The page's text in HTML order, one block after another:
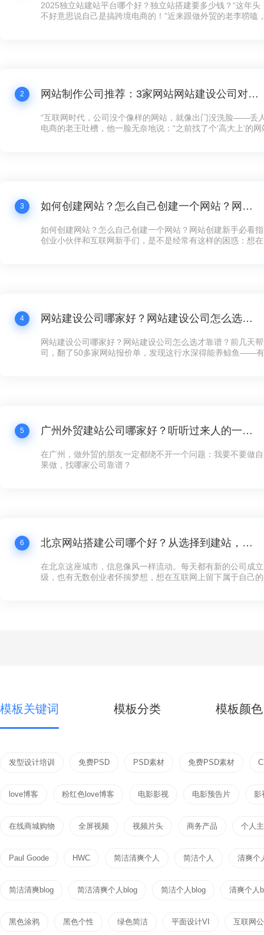
2025独立站建站平台哪个好？独立站搭建要多少钱？“这年头
不好意思说自己是搞跨境电商的！”近来跟做外贸的老李唠嗑
2 网站制作公司推荐：3家网站网站建设公司对比，公司网站制作需要多少钱？
“互联网时代，公司没个像样的网站，就像出门没洗脸——丢
电商的老王吐槽，他一脸无奈地说：“之前找了个‘高大上’的
3 如何创建网站？怎么自己创建一个网站？网站创建新手必看指南！
如何创建网站？怎么自己创建一个网站？网站创建新手必看
创业小伙伴和互联网新手们，是不是经常有这样的困惑：想
4 网站建设公司哪家好？网站建设公司怎么选才靠谱？
网站建设公司哪家好？网站建设公司怎么选才靠谱？前几天
司，翻了50多家网站报价单，发现这行水深得能养鲸鱼——
5 广州外贸建站公司哪家好？听听过来人的一点体会
在广州，做外贸的朋友一定都绕不开一个问题：我要不要做
果做，找哪家公司靠谱？
6 北京网站搭建公司哪个好？从选择到建站，这些你必须知道的事
在北京这座城市，信息像风一样流动。每天都有新的公司成
级，也有无数创业者怀揣梦想，想在互联网上留下属于自己
模板关键词 模板分类 模板颜色
发型设计培训 免费PSD PSD素材 免费PSD素材
love博客 粉红色love博客 电影影视 电影预告片 影
在线商城购物 全屏视频 视频片头 商务产品 个人
Paul Goode HWC 简洁清爽个人 简洁个人 清爽个
简洁清爽blog 简洁清爽个人blog 简洁个人blog 清爽个人
黑色涂鸦 黑色个性 绿色简洁 平面设计VI 互联网